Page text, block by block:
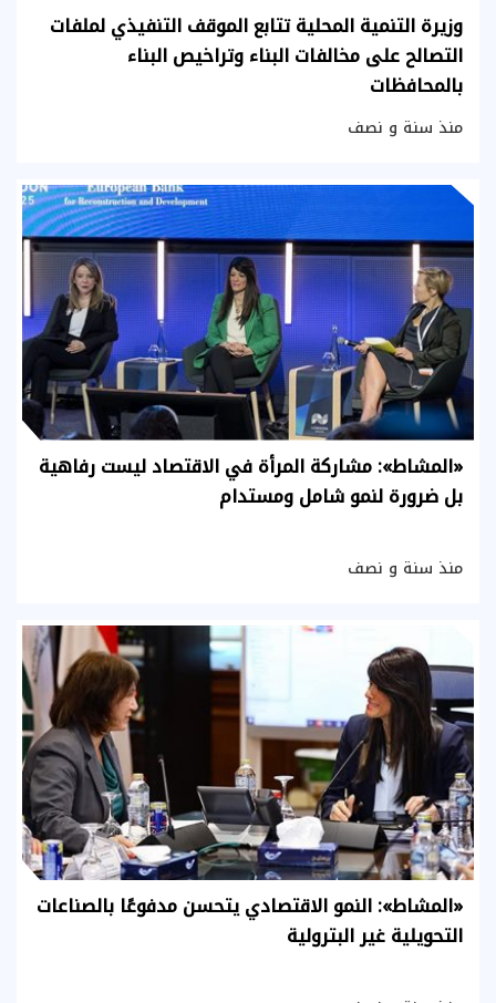
وزيرة التنمية المحلية تتابع الموقف التنفيذي لملفات
التصالح على مخالفات البناء وتراخيص البناء
بالمحافظات
منذ سنة و نصف
«المشاط»: مشاركة المرأة في الاقتصاد ليست رفاهية
بل ضرورة لنمو شامل ومستدام
منذ سنة و نصف
«المشاط»: النمو الاقتصادي يتحسن مدفوعًا بالصناعات
التحويلية غير البترولية